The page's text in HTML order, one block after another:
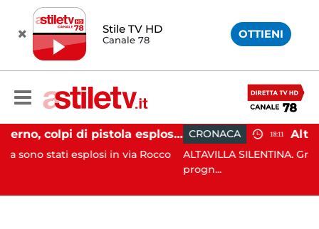
Stile TV HD
Canale 78 OTTIENI
Salerno, colpi di pistola esplosi a Pastena: paura tra i residenti
in via Rocco
CRONACA 18:11
ALTAVILLA SILENTINA. Grave incidente